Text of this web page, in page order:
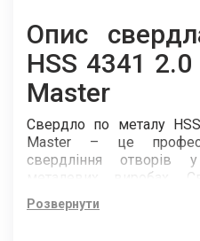
Опис
HSS 4341
Master
Свердло по металу
Master – це
свердління отворів
металевих виробах.
спеціальної
має високу
Розвернути